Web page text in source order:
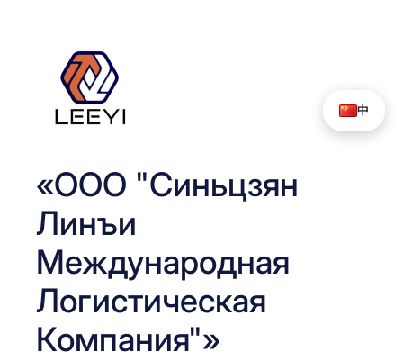
содержимому
«ООО "Синьцзян
Линъи
Международная
Логистическая
Компания"»
中